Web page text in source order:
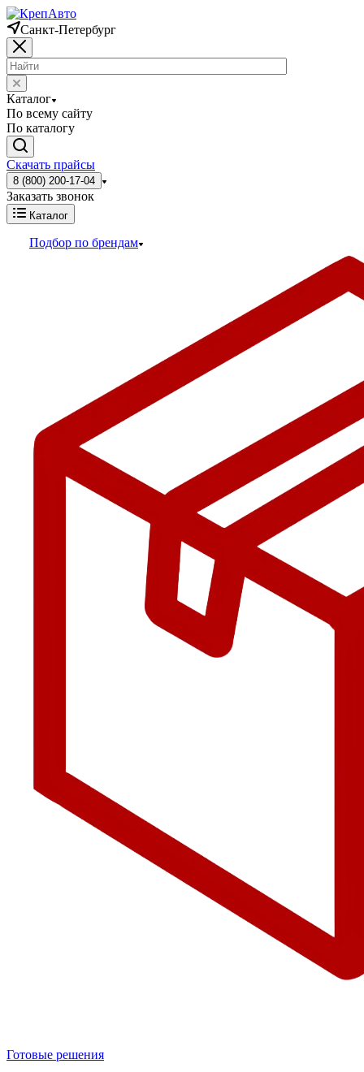
Санкт-Петербург
Каталог
По всему сайту
По каталогу
Скачать прайсы
8 (800) 200-17-04
Заказать звонок
Каталог
Подбор по брендам
Готовые решения